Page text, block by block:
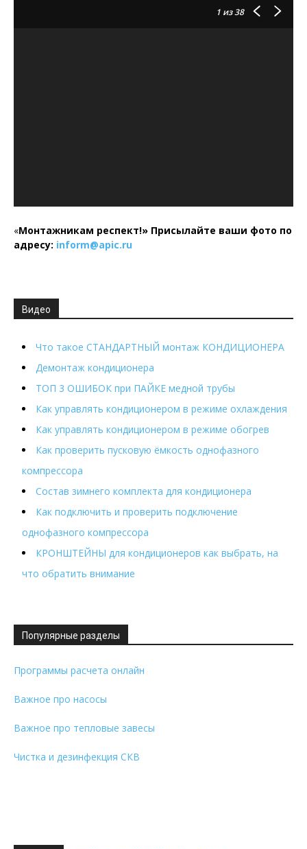
1 из 38
«Монтажникам респект!» Присылайте ваши фото по
адресу: inform@apic.ru
Видео
Что такое СТАНДАРТНЫЙ монтаж КОНДИЦИОНЕРА
Демонтаж кондиционера
ТОП 3 ОШИБОК при ПАЙКЕ медной трубы
Как управлять кондиционером в режиме охлаждения
Как управлять кондиционером в режиме обогрев
Как проверить пусковую ёмкость однофазного
компрессора
Состав зимнего комплекта для кондиционера
Как подключить и проверить подключение
однофазного компрессора
КРОНШТЕЙНЫ для кондиционеров как выбрать, на
что обратить внимание
Популярные разделы
Программы расчета онлайн
Важное про насосы
Важное про тепловые завесы
Чистка и дезинфекция СКВ